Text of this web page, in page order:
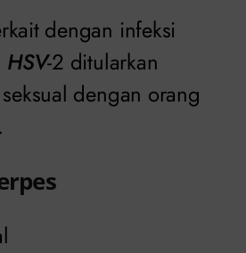
dengan infeksi
HSV-2 ditularkan
dengan orang